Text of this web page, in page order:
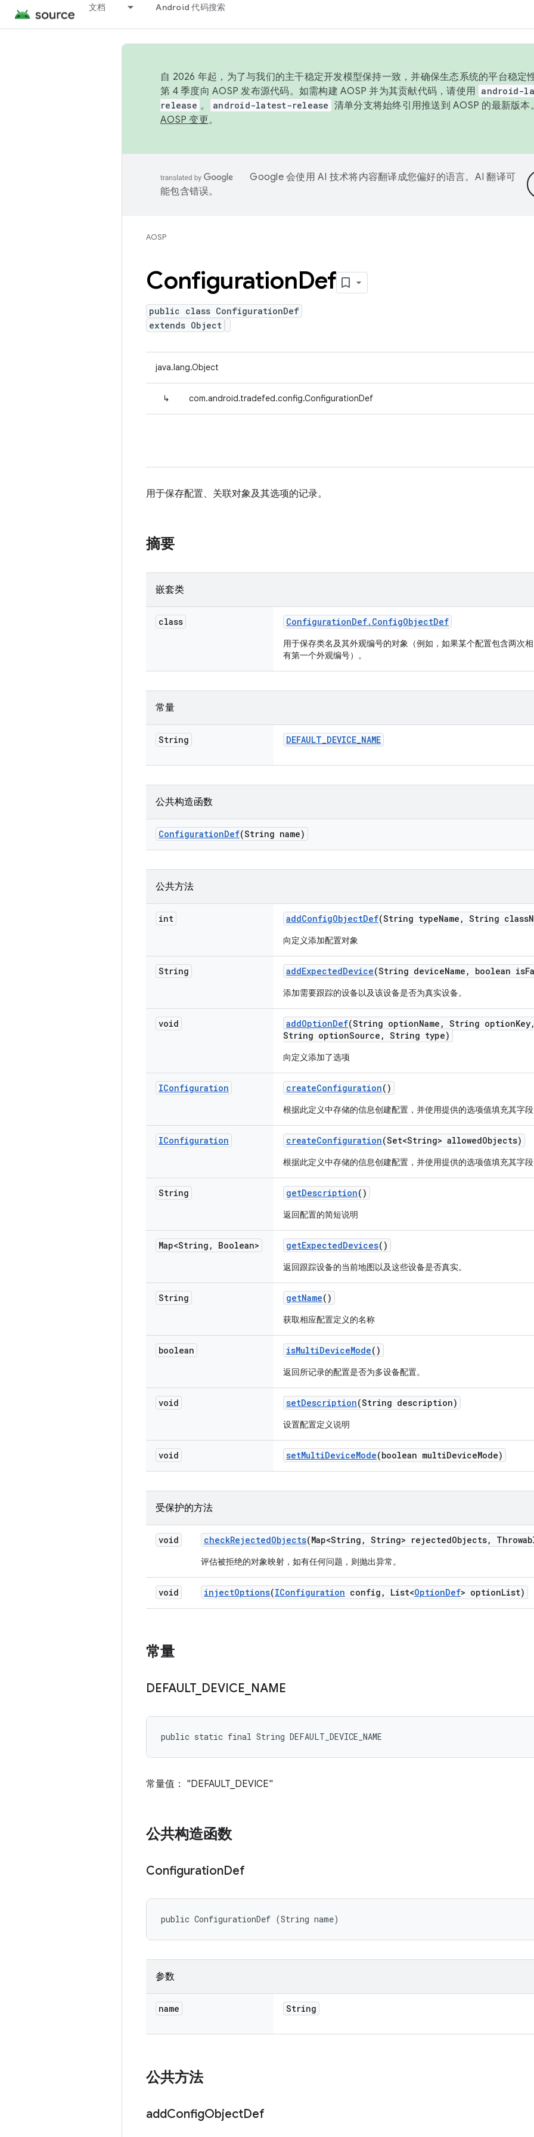
文档 Android 代码搜索
自 2026 年起，为了与我们的主干稳定开发模型保持一致，并确保生态系统的平台稳定
第 4 季度向 AOSP 发布源代码。如需构建 AOSP 并为其贡献代码，请使用 android-
release 。 android-latest-release 清单分支将始终引用推送到 AOSP 的最新版
AOSP 变更。
Google 会使用 AI 技术将内容翻译成您偏好的语言。AI 翻译可
能包含错误。
AOSP
ConfigurationDef
public class ConfigurationDef
extends Object
java.lang.Object
↳ com.android.tradefed.config.ConfigurationDef
用于保存配置、关联对象及其选项的记录。
摘要
嵌套类
class ConfigurationDef. ConfigObjectDef
用于保存类名及其外观编号的对象（例如，如果某个配置包含两次
有第一个外观编号）。
常量
String DEFAULT_DEVICE_NAME
公共构造函数
ConfigurationDef(String name)
公共方法
int addConfigObjectDef(String typeName , String class
向定义添加配置对象
String addExpectedDevice(String deviceName , boolean is
添加需要跟踪的设备以及该设备是否为真实设备。
void addOptionDef(String optionName , String optionKey
String optionSource , String type)
向定义添加了选项
IConfiguration createConfiguration()
根据此定义中存储的信息创建配置，并使用提供的选项值填充其字
IConfiguration createConfiguration(Set<String> allowedObjects)
根据此定义中存储的信息创建配置，并使用提供的选项值填充其字
String getDescription()
返回配置的简短说明
Map<String , Boolean> getExpectedDevices()
返回跟踪设备的当前地图以及这些设备是否真实。
String getName()
获取相应配置定义的名称
boolean isMultiDeviceMode()
返回所记录的配置是否为多设备配置。
void setDescription(String description)
设置配置定义说明
void setMultiDeviceMode(boolean multiDeviceMode)
受保护的方法
void checkRejectedObjects(Map<String , String> rejectedObjects,
评估被拒绝的对象映射，如有任何问题，则抛出异常。
void injectOptions(IConfiguration config , List<OptionDef> optionList)
常量
DEFAULT_ DEVICE NAME
public static final String DEFAULT_DEVICE_NAME
常量值： "DEFAULT_DEVICE"
公共构造函数
ConfigurationDef
public ConfigurationDef (String name)
参数
name String
公共方法
addConfigObjectDef